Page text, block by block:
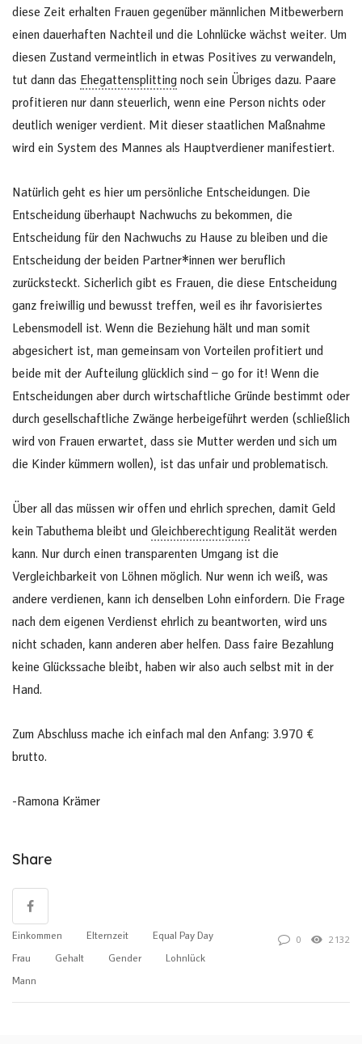
diese Zeit erhalten Frauen gegenüber männlichen Mitbewerbern
einen dauerhaften Nachteil und die Lohnlücke wächst weiter. Um
diesen Zustand vermeintlich in etwas Positives zu verwandeln,
tut dann das Ehegattensplitting noch sein Übriges dazu. Paare
profitieren nur dann steuerlich, wenn eine Person nichts oder
deutlich weniger verdient. Mit dieser staatlichen Maßnahme
wird ein System des Mannes als Hauptverdiener manifestiert.
Natürlich geht es hier um persönliche Entscheidungen. Die
Entscheidung überhaupt Nachwuchs zu bekommen, die
Entscheidung für den Nachwuchs zu Hause zu bleiben und die
Entscheidung der beiden Partner*innen wer beruflich
zurücksteckt. Sicherlich gibt es Frauen, die diese Entscheidung
ganz freiwillig und bewusst treffen, weil es ihr favorisiertes
Lebensmodell ist. Wenn die Beziehung hält und man somit
abgesichert ist, man gemeinsam von Vorteilen profitiert und
beide mit der Aufteilung glücklich sind – go for it! Wenn die
Entscheidungen aber durch wirtschaftliche Gründe bestimmt oder
durch gesellschaftliche Zwänge herbeigeführt werden (schließlich
wird von Frauen erwartet, dass sie Mutter werden und sich um
die Kinder kümmern wollen), ist das unfair und problematisch.
Über all das müssen wir offen und ehrlich sprechen, damit Geld
kein Tabuthema bleibt und Gleichberechtigung Realität werden
kann. Nur durch einen transparenten Umgang ist die
Vergleichbarkeit von Löhnen möglich. Nur wenn ich weiß, was
andere verdienen, kann ich denselben Lohn einfordern. Die Frage
nach dem eigenen Verdienst ehrlich zu beantworten, wird uns
nicht schaden, kann anderen aber helfen. Dass faire Bezahlung
keine Glückssache bleibt, haben wir also auch selbst mit in der
Hand.
Zum Abschluss mache ich einfach mal den Anfang: 3.970 €
brutto.
-Ramona Krämer
Share
Einkommen Elternzeit Equal Pay Day
Frau Gehalt Gender Lohnlück
Mann
0 2132